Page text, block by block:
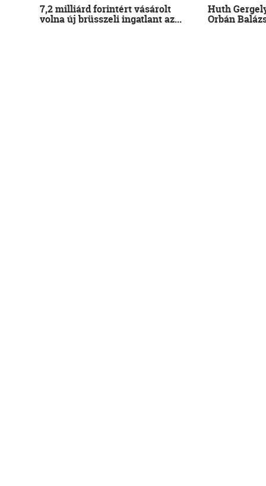
7,2 milliárd forintért vásárolt
volna új brüsszeli ingatlant az...
Huth
Orbán